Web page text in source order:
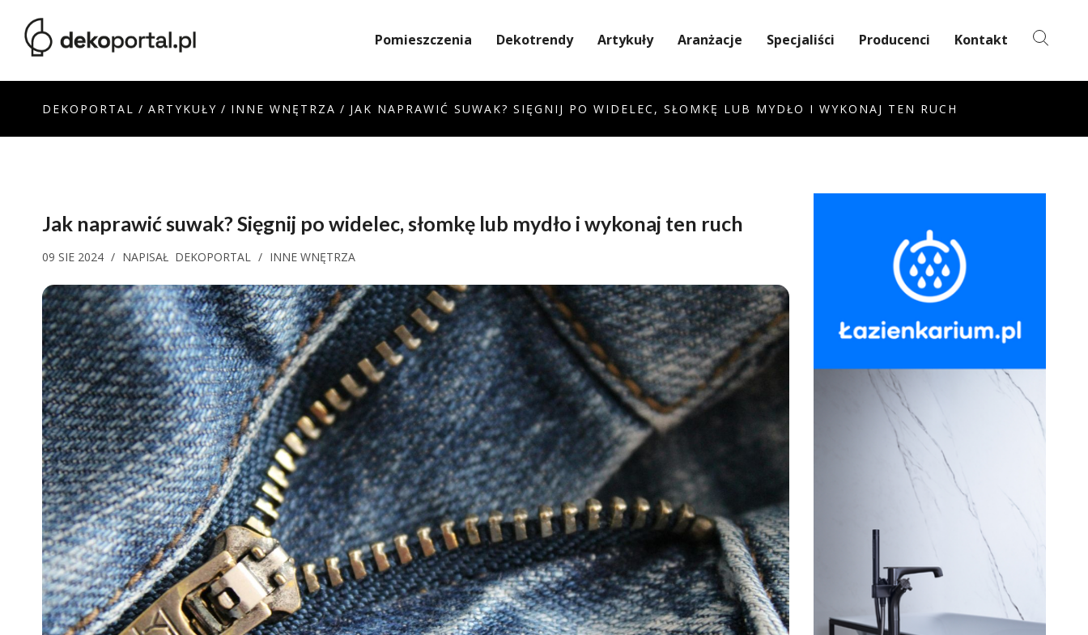
Pomieszczenia Dekotrendy Artykuły Aranżacje Specjaliści Producenci Kontakt
DEKOPORTAL / ARTYKUŁY / INNE WNĘTRZA / JAK NAPRAWIĆ SUWAK? SIĘGNIJ PO WIDELEC, SŁOMKĘ LUB MYDŁO I WYKONAJ TEN RUCH
Jak naprawić suwak? Sięgnij po widelec, słomkę lub mydło i wykonaj ten ruch
09 SIE 2024 / NAPISAŁ DEKOPORTAL / INNE WNĘTRZA